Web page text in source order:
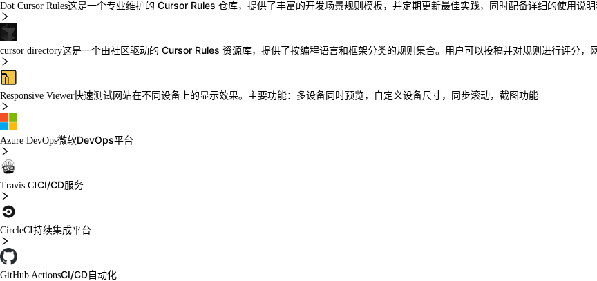
Dot Cursor Rules这是一个专业维护的 Cursor Rules 仓库，提供了丰富的开发场景规则模板，并定期更新最佳实践，同时配备详细的使用说
cursor directory这是一个由社区驱动的 Cursor Rules 资源库，提供了按编程语言和框架分类的规则集合。用户可以投稿并对规则进行评分，
Responsive Viewer快速测试网站在不同设备上的显示效果。主要功能：多设备同时预览，自定义设备尺寸，同步滚动，截图功能
Azure DevOps微软DevOps平台
Travis CICI/CD服务
CircleCI持续集成平台
GitHub ActionsCI/CD自动化